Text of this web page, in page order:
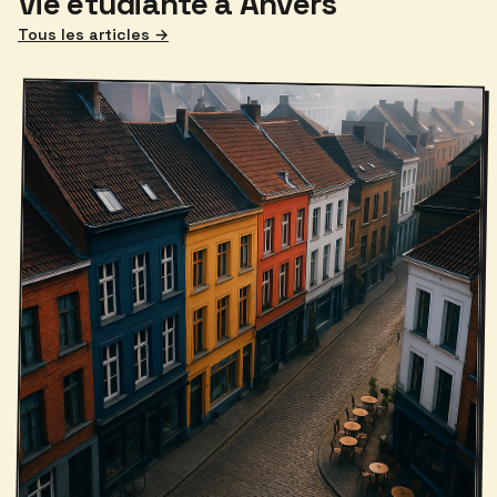
Tous les articles →